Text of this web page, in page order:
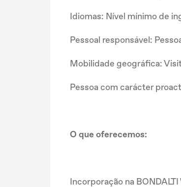
Idiomas: Nível mínimo de
Pessoal responsável:
Mobilidade geográfica:
Pessoa com carácter
O que oferecemos:
Incorporação na